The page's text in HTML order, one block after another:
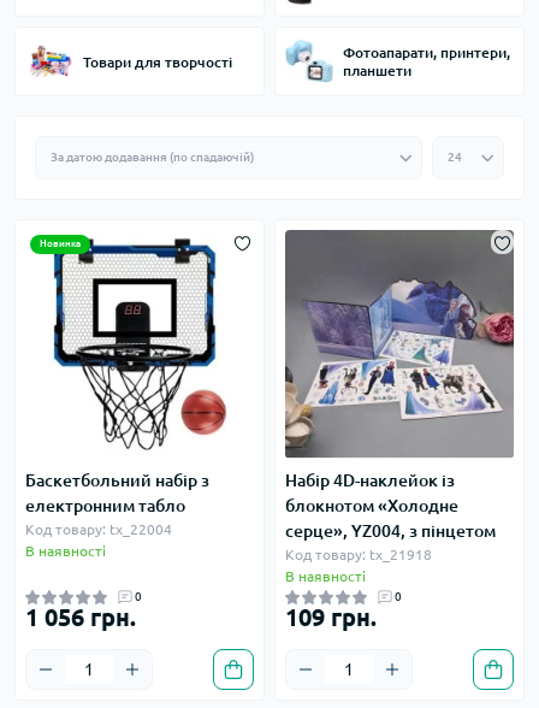
Товари для творчості
Фотоапарати, принтери,
планшети
Новинка
Баскетбольний набір з
електронним табло
Код товару: tx_22004
В наявності
0
1 056 грн.
Набір 4D-наклейок із
блокнотом «Холодне
серце», YZ004, з пінцетом
Код товару: tx_21918
В наявності
0
109 грн.